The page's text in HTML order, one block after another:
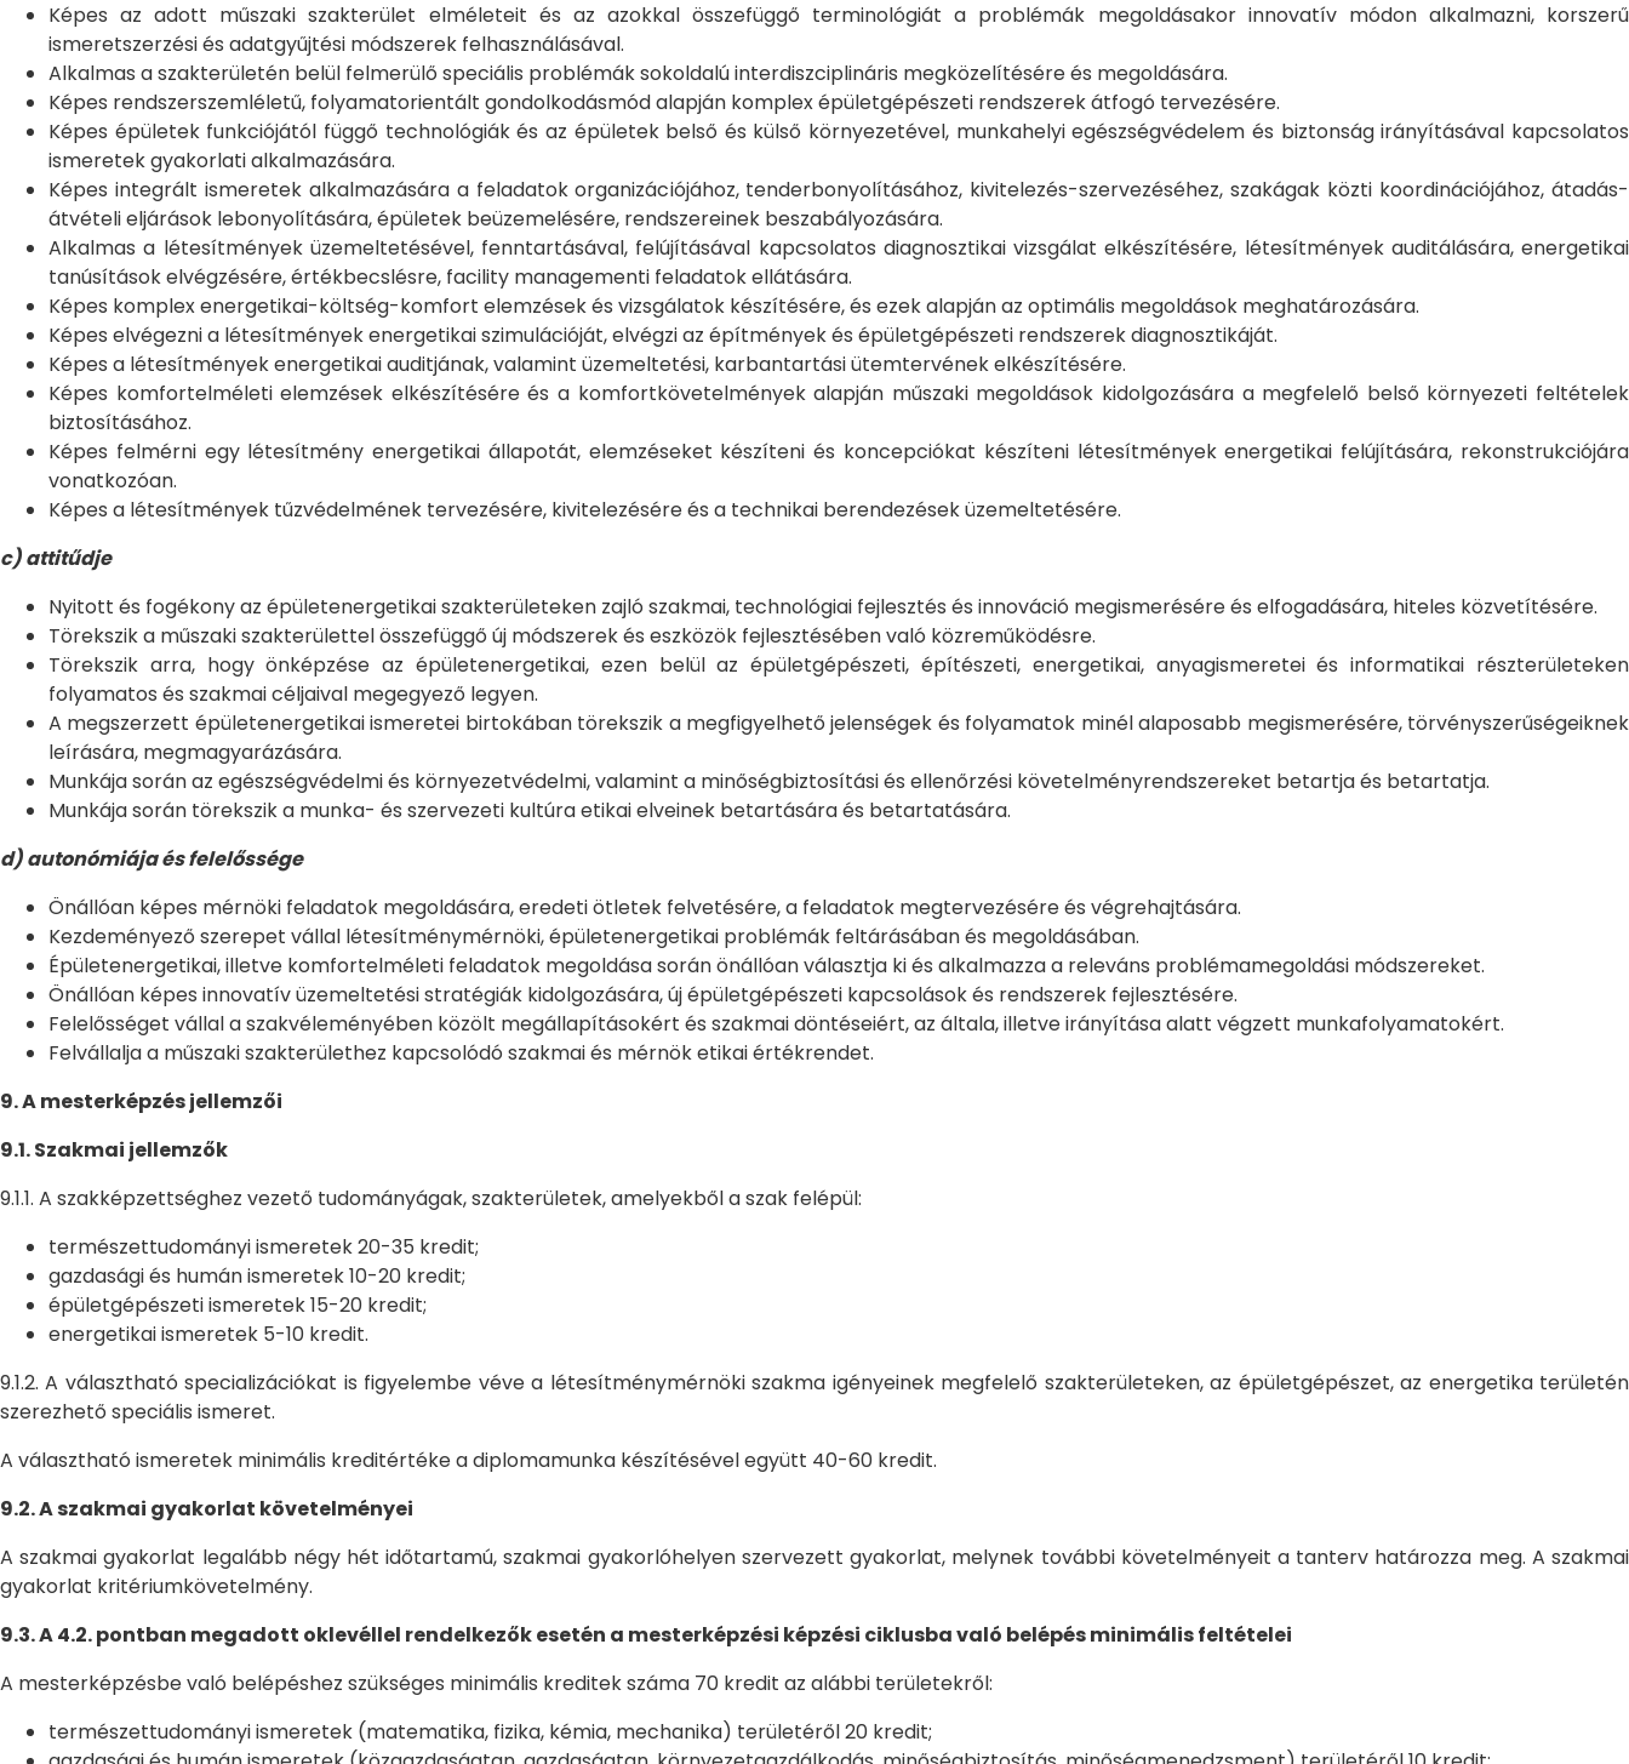
Képes az adott műszaki szakterület elméleteit és az azokkal összefüggő terminológiát a problémák megoldásakor innovatív módon alkalmazni, korszerű
ismeretszerzési és adatgyűjtési módszerek felhasználásával.
Alkalmas a szakterületén belül felmerülő speciális problémák sokoldalú interdiszciplináris megközelítésére és megoldására.
Képes rendszerszemléletű, folyamatorientált gondolkodásmód alapján komplex épületgépészeti rendszerek átfogó tervezésére.
Képes épületek funkciójától függő technológiák és az épületek belső és külső környezetével, munkahelyi egészségvédelem és biztonság irányításával kapcsolatos
ismeretek gyakorlati alkalmazására.
Képes integrált ismeretek alkalmazására a feladatok organizációjához, tenderbonyolításához, kivitelezés-szervezéséhez, szakágak közti koordinációjához, átadás-
átvételi eljárások lebonyolítására, épületek beüzemelésére, rendszereinek beszabályozására.
Alkalmas a létesítmények üzemeltetésével, fenntartásával, felújításával kapcsolatos diagnosztikai vizsgálat elkészítésére, létesítmények auditálására, energetikai
tanúsítások elvégzésére, értékbecslésre, facility managementi feladatok ellátására.
Képes komplex energetikai-költség-komfort elemzések és vizsgálatok készítésére, és ezek alapján az optimális megoldások meghatározására.
Képes elvégezni a létesítmények energetikai szimulációját, elvégzi az építmények és épületgépészeti rendszerek diagnosztikáját.
Képes a létesítmények energetikai auditjának, valamint üzemeltetési, karbantartási ütemtervének elkészítésére.
Képes komfortelméleti elemzések elkészítésére és a komfortkövetelmények alapján műszaki megoldások kidolgozására a megfelelő belső környezeti feltételek
biztosításához.
Képes felmérni egy létesítmény energetikai állapotát, elemzéseket készíteni és koncepciókat készíteni létesítmények energetikai felújítására, rekonstrukciójára
vonatkozóan.
Képes a létesítmények tűzvédelmének tervezésére, kivitelezésére és a technikai berendezések üzemeltetésére.
c) attitűdje
Nyitott és fogékony az épületenergetikai szakterületeken zajló szakmai, technológiai fejlesztés és innováció megismerésére és elfogadására, hiteles közvetítésére.
Törekszik a műszaki szakterülettel összefüggő új módszerek és eszközök fejlesztésében való közreműködésre.
Törekszik arra, hogy önképzése az épületenergetikai, ezen belül az épületgépészeti, építészeti, energetikai, anyagismeretei és informatikai részterületeken
folyamatos és szakmai céljaival megegyező legyen.
A megszerzett épületenergetikai ismeretei birtokában törekszik a megfigyelhető jelenségek és folyamatok minél alaposabb megismerésére, törvényszerűségeiknek
leírására, megmagyarázására.
Munkája során az egészségvédelmi és környezetvédelmi, valamint a minőségbiztosítási és ellenőrzési követelményrendszereket betartja és betartatja.
Munkája során törekszik a munka- és szervezeti kultúra etikai elveinek betartására és betartatására.
d) autonómiája és felelőssége
Önállóan képes mérnöki feladatok megoldására, eredeti ötletek felvetésére, a feladatok megtervezésére és végrehajtására.
Kezdeményező szerepet vállal létesítménymérnöki, épületenergetikai problémák feltárásában és megoldásában.
Épületenergetikai, illetve komfortelméleti feladatok megoldása során önállóan választja ki és alkalmazza a releváns problémamegoldási módszereket.
Önállóan képes innovatív üzemeltetési stratégiák kidolgozására, új épületgépészeti kapcsolások és rendszerek fejlesztésére.
Felelősséget vállal a szakvéleményében közölt megállapításokért és szakmai döntéseiért, az általa, illetve irányítása alatt végzett munkafolyamatokért.
Felvállalja a műszaki szakterülethez kapcsolódó szakmai és mérnök etikai értékrendet.
9. A mesterképzés jellemzői
9.1. Szakmai jellemzők
9.1.1. A szakképzettséghez vezető tudományágak, szakterületek, amelyekből a szak felépül:
természettudományi ismeretek 20-35 kredit;
gazdasági és humán ismeretek 10-20 kredit;
épületgépészeti ismeretek 15-20 kredit;
energetikai ismeretek 5-10 kredit.
9.1.2. A választható specializációkat is figyelembe véve a létesítménymérnöki szakma igényeinek megfelelő szakterületeken, az épületgépészet, az energetika területén
szerezhető speciális ismeret.
A választható ismeretek minimális kreditértéke a diplomamunka készítésével együtt 40-60 kredit.
9.2. A szakmai gyakorlat követelményei
A szakmai gyakorlat legalább négy hét időtartamú, szakmai gyakorlóhelyen szervezett gyakorlat, melynek további követelményeit a tanterv határozza meg. A szakmai
gyakorlat kritériumkövetelmény.
9.3. A 4.2. pontban megadott oklevéllel rendelkezők esetén a mesterképzési képzési ciklusba való belépés minimális feltételei
A mesterképzésbe való belépéshez szükséges minimális kreditek száma 70 kredit az alábbi területekről:
természettudományi ismeretek (matematika, fizika, kémia, mechanika) területéről 20 kredit;